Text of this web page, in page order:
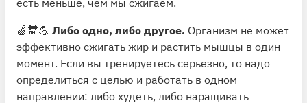
🍏🔛💪 Либо одно, либо другое. Организм не может
эффективно сжигать жир и растить мышцы в один
момент. Если вы тренируетесь серьезно, то надо
определиться с целью и работать в одном
направлении: либо худеть, либо наращивать